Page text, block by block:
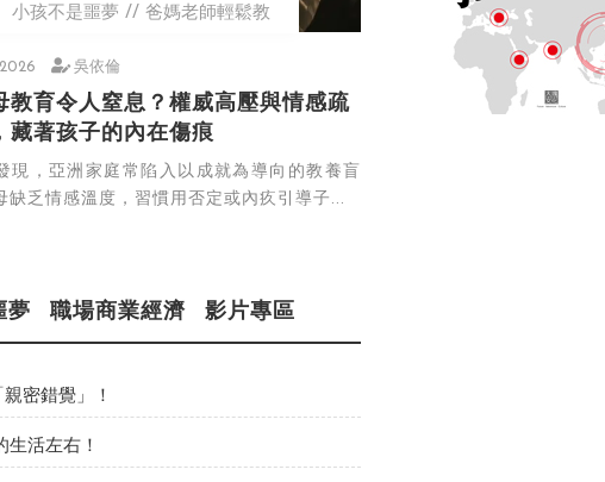
小孩不是噩夢 爸媽老師輕鬆教
吳依倫
教育令人窒息？權威高壓與情感疏
藏著孩子的內在傷痕
現，亞洲家庭常陷入以成就為導向的教養盲
缺乏情感溫度，習慣用否定或內疚引導子...
夢 職場商業經濟 影片專區
密錯覺」！
活左右！